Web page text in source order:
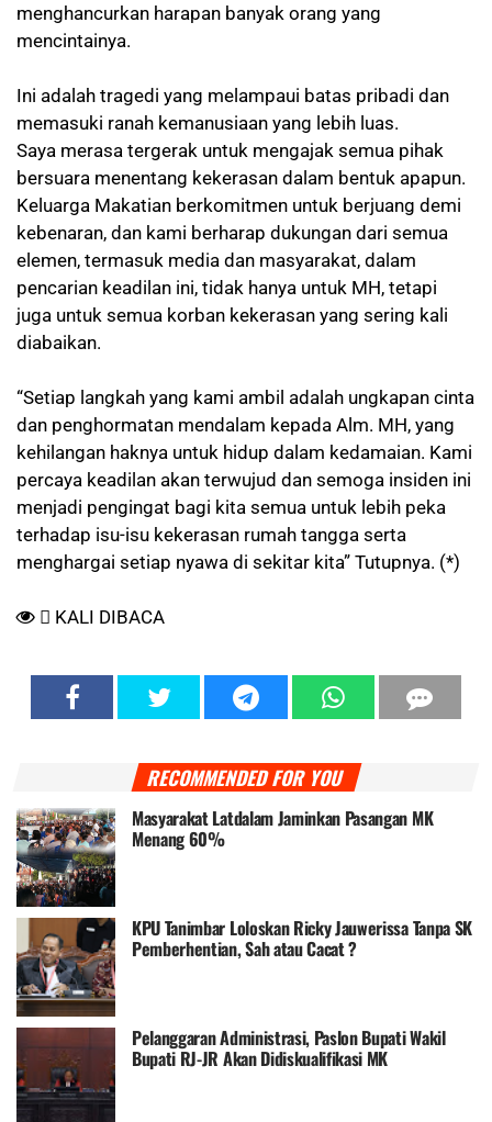
menghancurkan harapan banyak orang yang
mencintainya.
Ini adalah tragedi yang melampaui batas pribadi dan
memasuki ranah kemanusiaan yang lebih luas.
Saya merasa tergerak untuk mengajak semua pihak
bersuara menentang kekerasan dalam bentuk apapun.
Keluarga Makatian berkomitmen untuk berjuang demi
kebenaran, dan kami berharap dukungan dari semua
elemen, termasuk media dan masyarakat, dalam
pencarian keadilan ini, tidak hanya untuk MH, tetapi
juga untuk semua korban kekerasan yang sering kali
diabaikan.
“Setiap langkah yang kami ambil adalah ungkapan cinta
dan penghormatan mendalam kepada Alm. MH, yang
kehilangan haknya untuk hidup dalam kedamaian. Kami
percaya keadilan akan terwujud dan semoga insiden ini
menjadi pengingat bagi kita semua untuk lebih peka
terhadap isu-isu kekerasan rumah tangga serta
menghargai setiap nyawa di sekitar kita” Tutupnya. (*)
KALI DIBACA
RECOMMENDED FOR YOU
Masyarakat Latdalam Jaminkan Pasangan MK
Menang 60%
KPU Tanimbar Loloskan Ricky Jauwerissa Tanpa SK
Pemberhentian, Sah atau Cacat ?
Pelanggaran Administrasi, Paslon Bupati Wakil
Bupati RJ-JR Akan Didiskualifikasi MK